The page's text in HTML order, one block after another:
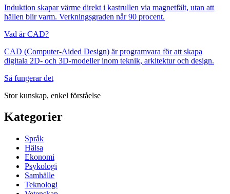
Induktion skapar värme direkt i kastrullen via magnetfält, utan att
hällen blir varm. Verkningsgraden når 90 procent.
Vad är CAD?
CAD (Computer-Aided Design) är programvara för att skapa
digitala 2D- och 3D-modeller inom teknik, arkitektur och design.
Så fungerar det
Stor kunskap, enkel förståelse
Kategorier
Språk
Hälsa
Ekonomi
Psykologi
Samhälle
Teknologi